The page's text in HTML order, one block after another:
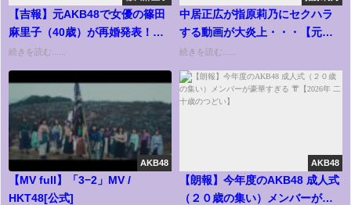
【吉報】元AKB48で女優の篠田
麻里子（40歳）が再婚発表！お
相手は株式会社ナレッジワーク
の創業者で代表取締役CEOの麻
野耕司氏
続きを読む......
中居正広が指原莉乃にセクハラ
する動画が大炎上・・・【元Ｓ
ＭＡＰ・元AKB48/元HKT48さっ
しー】
続きを読む......
AKB48
【MV full】「3−2」MV /
HKT48[公式]
AKB48
【朗報】今年度のAKB48 成人式
（２０歳の集い）メンバーが豪